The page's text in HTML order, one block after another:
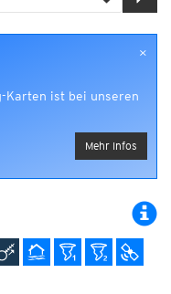
×
Karten ist bei unseren
Mehr Infos